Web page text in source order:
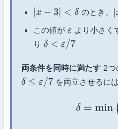
|x−3 < のとき、
この値がε より小さく
りδ <ε /7
両条件を同時に満たす 2
δ ≤ε /7 を両立させるに
δ =min(1, ε